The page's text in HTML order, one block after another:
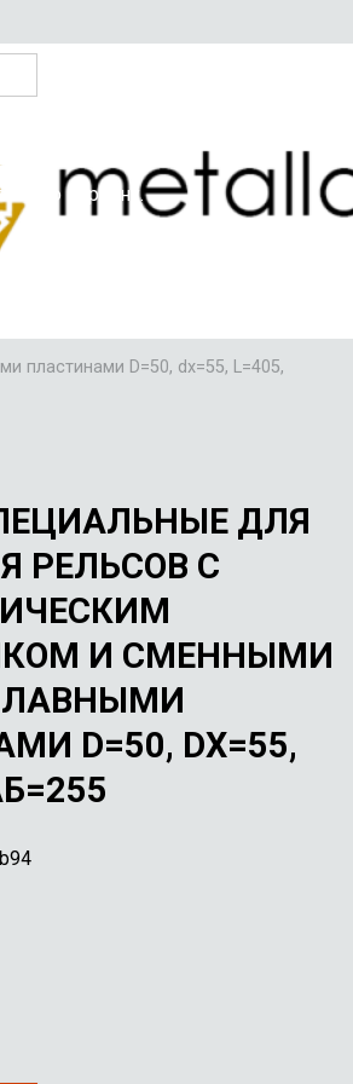
свою корзину.
пластинами D=50, dx=55, L=405,
ДЛЯ
РЕЛЬСОВ С
И СМЕННЫМИ
D=50, DX=55,